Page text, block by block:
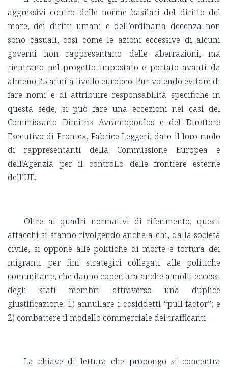
aggressivi contro delle norme basilari del diritto del
mare, dei diritti umani e dell’ordinaria decenza non
sono casuali, così come le azioni eccessive di alcuni
governi non rappresentano delle aberrazioni, ma
rientrano nel progetto impostato e portato avanti da
almeno 25 anni a livello europeo. Pur volendo evitare di
fare nomi e di attribuire responsabilità specifiche in
questa sede, si può fare una eccezioni nei casi del
Commissario Dimitris Avramopoulos e del Direttore
Esecutivo di Frontex, Fabrice Leggeri, dato il loro ruolo
di rappresentanti della Commissione Europea e
dell’Agenzia per il controllo delle frontiere esterne
dell’UE.
Oltre ai quadri normativi di riferimento, questi
attacchi si stanno rivolgendo anche a chi, dalla società
civile, si oppone alle politiche di morte e tortura dei
migranti per fini strategici collegati alle politiche
comunitarie, che danno copertura anche a molti eccessi
degli stati membri attraverso una duplice
giustificazione: 1) annullare i cosiddetti “pull factor”; e
2) combattere il modello commerciale dei trafficanti.
La chiave di lettura che propongo si concentra